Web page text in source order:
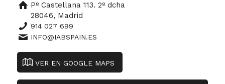
Pº Castellana 113. 2º dcha
28046, Madrid
914 027 699
INFO@IABSPAIN.ES
VER EN GOOGLE MAPS